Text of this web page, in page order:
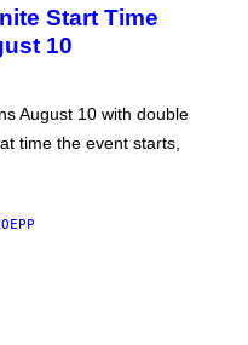
Start Time
10
August 10 with double
time the event starts,